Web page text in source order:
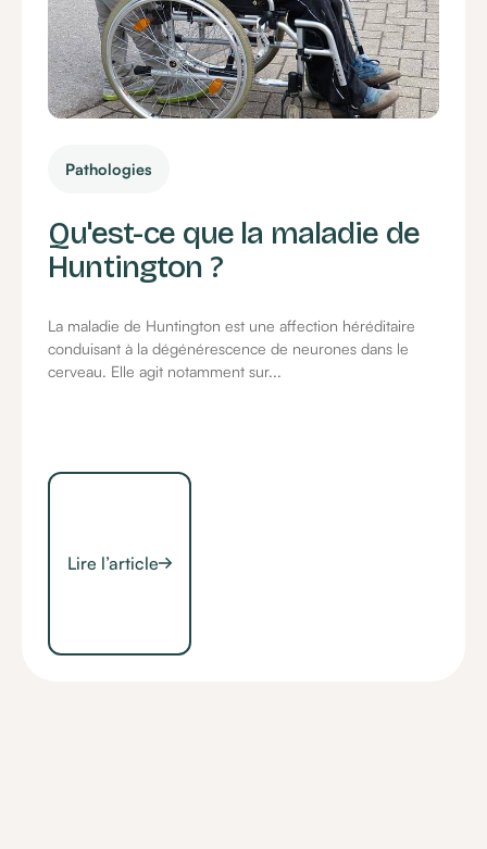
Pathologies
Qu'est-ce que la maladie de
Huntington ?
La maladie de Huntington est une affection héréditaire
conduisant à la dégénérescence de neurones dans le
cerveau. Elle agit notamment sur...
Lire l’article